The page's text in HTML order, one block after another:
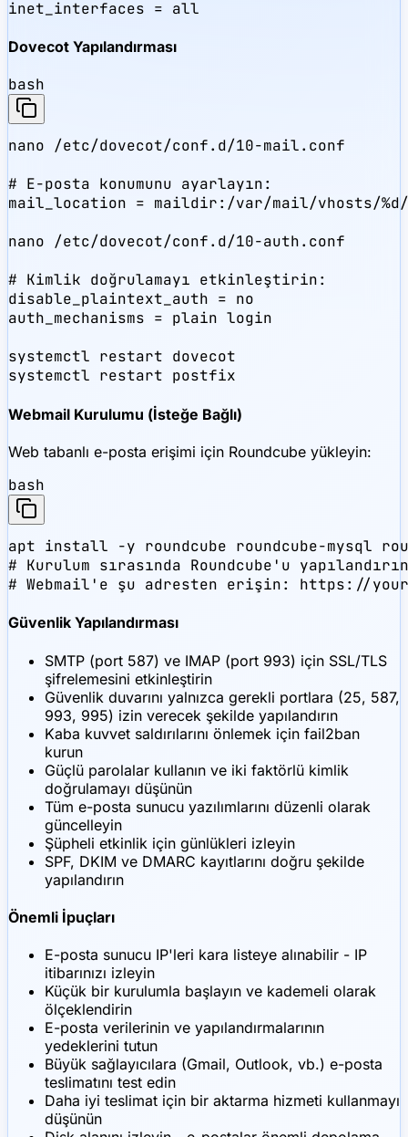
Dovecot Yapılandırması
bash
nano /etc/dovecot/conf.d/10-mail.conf
# E-posta konumunu ayarlayın:
mail_location = maildir:/var/mail/vhosts/%d/
nano /etc/dovecot/conf.d/10-auth.conf
# Kimlik doğrulamayı etkinleştirin:
disable_plaintext_auth = no
auth_mechanisms = plain login
systemctl restart dovecot
systemctl restart postfix
Webmail Kurulumu (İsteğe Bağlı)
Web tabanlı e-posta erişimi için Roundcube yükleyin:
bash
apt install -y roundcube roundcube-mysql
# Kurulum sırasında Roundcube'u yapılandırın
# Webmail'e şu adresten erişin: https://
Güvenlik Yapılandırması
SMTP (port 587) ve IMAP (port 993) için SSL/TLS
şifrelemesini etkinleştirin
Güvenlik duvarını yalnızca gerekli portlara (25, 587,
993, 995) izin verecek şekilde yapılandırın
Kaba kuvvet saldırılarını önlemek için fail2ban
kurun
Güçlü parolalar kullanın ve iki faktörlü kimlik
doğrulamayı düşünün
Tüm e-posta sunucu yazılımlarını düzenli olarak
güncelleyin
Şüpheli etkinlik için günlükleri izleyin
SPF, DKIM ve DMARC kayıtlarını doğru şekilde
yapılandırın
Önemli İpuçları
E-posta sunucu IP'leri kara listeye alınabilir - IP
itibarınızı izleyin
Küçük bir kurulumla başlayın ve kademeli olarak
ölçeklendirin
E-posta verilerinin ve yapılandırmalarının
yedeklerini tutun
Büyük sağlayıcılara (Gmail, Outlook, vb.) e-posta
teslimatını test edin
Daha iyi teslimat için bir aktarma hizmeti kullanmayı
düşünün